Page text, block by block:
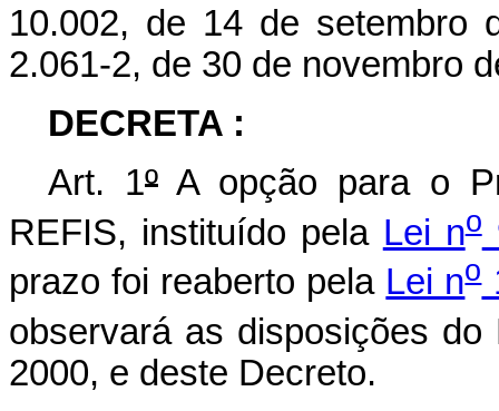
10.002, de 14 de setembro
2.061-2, de 30 de novembro
DECRETA :
Art. 1º A opção para o
REFIS, instituído pela Lei no
prazo foi reaberto pela Lei no
observará as disposições do
2000, e deste Decreto.